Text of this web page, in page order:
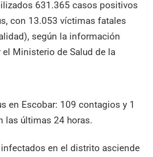
631.365 casos positivos
con 13.053 víctimas fatales
según la información
Ministerio de Salud de la
en Escobar: 109 contagios y 1
las últimas 24 horas.
en el distrito asciende